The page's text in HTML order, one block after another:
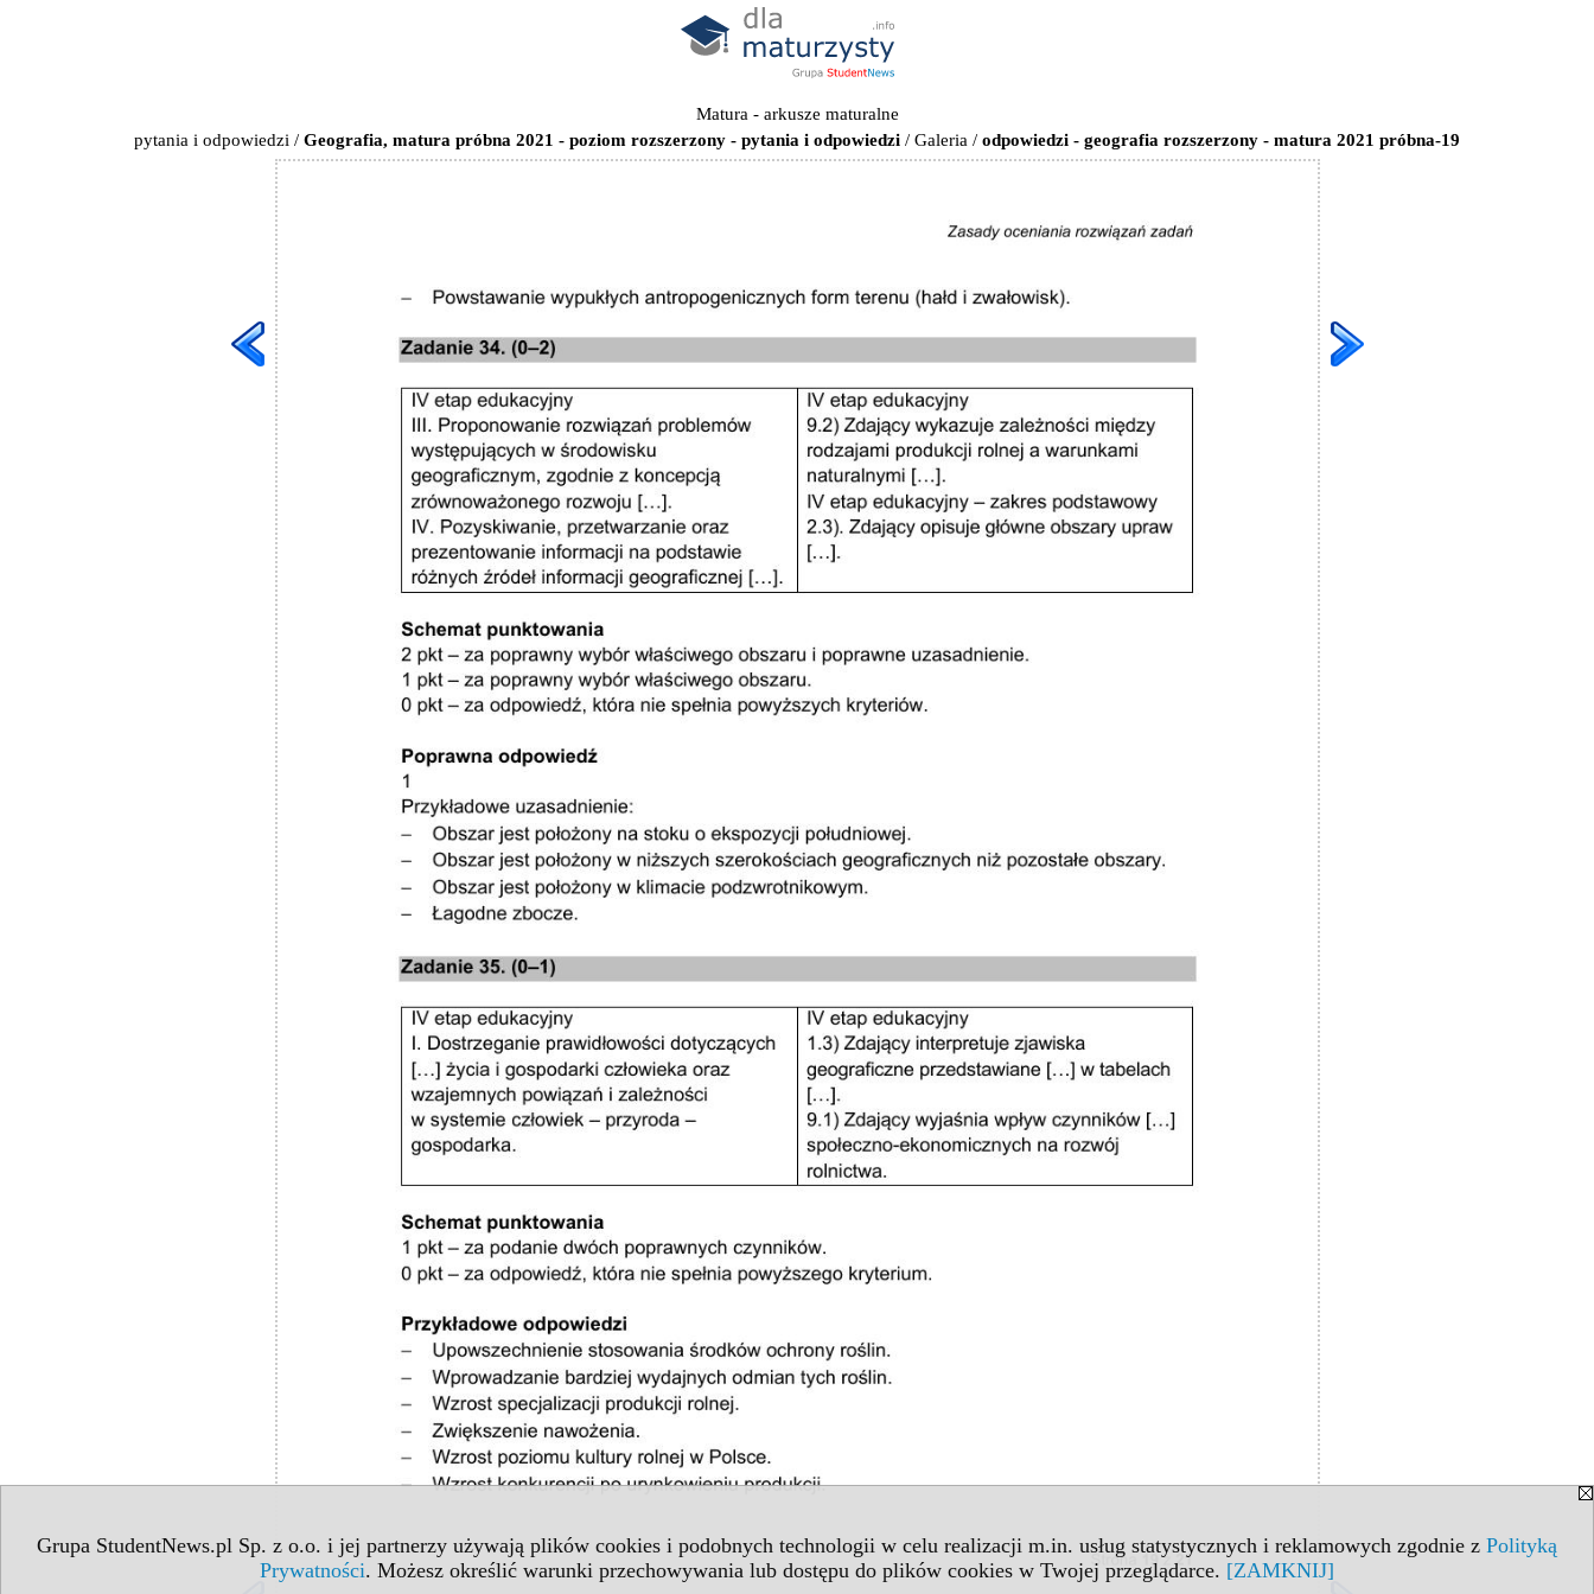
Grupa StudentNews.pl Sp. z o.o. i jej partnerzy używają plików cookies i podobnych technologii w celu realizacji m.in. usług statystycznych i reklamowych zgodnie z Polityką
Prywatności. Możesz określić warunki przechowywania lub dostępu do plików cookies w Twojej przeglądarce. [ZAMKNIJ]
Matura - arkusze maturalne
pytania i odpowiedzi / Geografia, matura próbna 2021 - poziom rozszerzony - pytania i odpowiedzi / Galeria / odpowiedzi - geografia rozszerzony - matura 2021 próbna-19